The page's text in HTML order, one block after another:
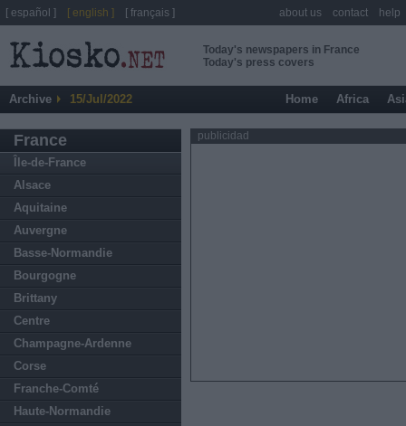
Today's newspapers in France
Today's press covers
Archive 15/Jul/2022 Home Africa
France
Île-de-France
Alsace
Aquitaine
Auvergne
Basse-Normandie
Bourgogne
Brittany
Centre
Champagne-Ardenne
Corse
Franche-Comté
Haute-Normandie
publicidad
[ español ] [ english ] [ français ] about us contact help